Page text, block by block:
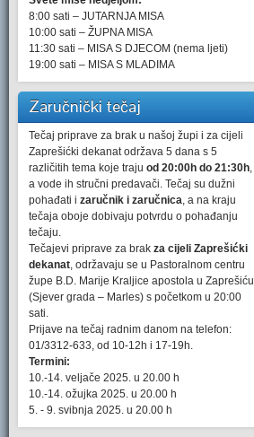
8:00 sati – JUTARNJA MISA
10:00 sati – ŽUPNA MISA
11:30 sati – MISA S DJECOM (nema ljeti)
19:00 sati – MISA S MLADIMA
Zaručnički tečaj
Tečaj priprave za brak u našoj župi i za cijeli
Zaprešićki dekanat održava 5 dana s 5
različitih tema koje traju od 20:00h do 21:30h,
a vode ih stručni predavači. Tečaj su dužni
pohađati i zaručnik i zaručnica, a na kraju
tečaja oboje dobivaju potvrdu o pohađanju
tečaju.
Tečajevi priprave za brak za cijeli Zaprešićki
dekanat, održavaju se u Pastoralnom centru
župe B.D. Marije Kraljice apostola u Zaprešiću
(Sjever grada – Marles) s početkom u 20:00
sati.
Prijave na tečaj radnim danom na telefon:
01/3312-633, od 10-12h i 17-19h.
Termini:
10.-14. veljače 2025. u 20.00 h
10.-14. ožujka 2025. u 20.00 h
5. - 9. svibnja 2025. u 20.00 h